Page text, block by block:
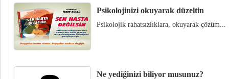
Psikolojinizi okuyarak düzeltin
Psikolojik rahatsızlıklara, okuyarak çözüm...
Ne yediğinizi biliyor musunuz?